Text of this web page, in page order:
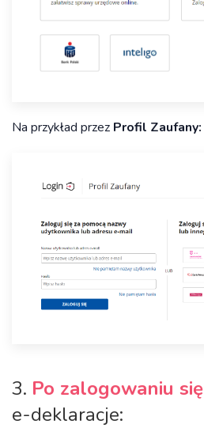
Na przykład przez Profil Zaufany:
3. Po zalogowaniu się
e-deklaracje: